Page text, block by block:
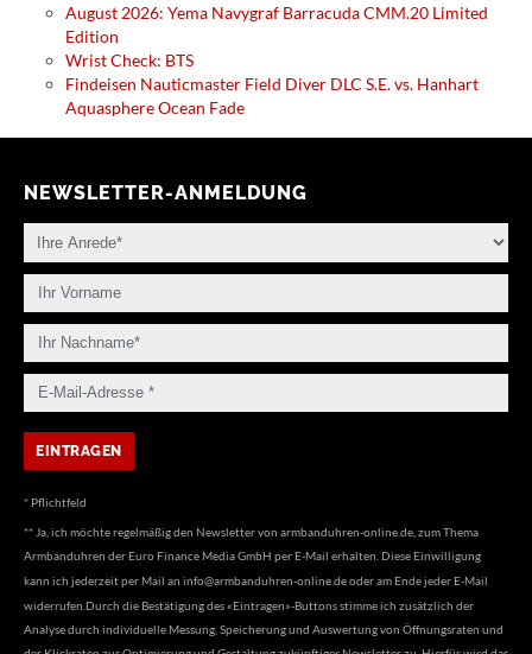
August 2026: Yema Navygraf Barracuda CMM.20 Limited
Edition
Wrist Check: BTS
Findeisen Nauticmaster Field Diver DLC S.E. vs. Hanhart
Aquasphere Ocean Fade
NEWSLETTER-ANMELDUNG
* Pflichtfeld
** Ja, ich möchte regelmäßig den Newsletter von armbanduhren-online.de, zum Thema
Armbanduhren der Euro Finance Media GmbH per E-Mail erhalten. Diese Einwilligung
kann ich jederzeit per Mail an info@armbanduhren-online.deoder am Ende jeder E-Mail
widerrufen.Durch die Bestätigung des «Eintragen»-Buttons stimme ich zusätzlich der
Analyse durch individuelle Messung, Speicherung und Auswertung von Öffnungsraten und